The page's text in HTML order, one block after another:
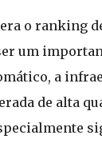
o ranking
um
a
de alta